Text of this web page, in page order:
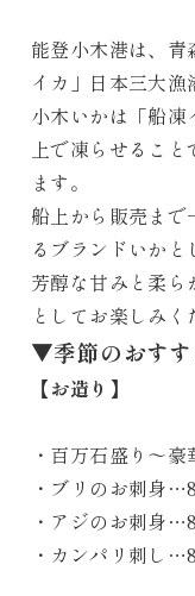
能登小木港は、
イカ」日本三大漁
小木いかは「船
上で凍らせるこ
ます。
船上から販売ま
るブランドいかと
芳醇な甘みと柔
としてお楽しみく
▼季節のおす
【お造り】
・百万石盛り～
・ブリのお刺身
・アジのお刺身
・カンパリ刺し